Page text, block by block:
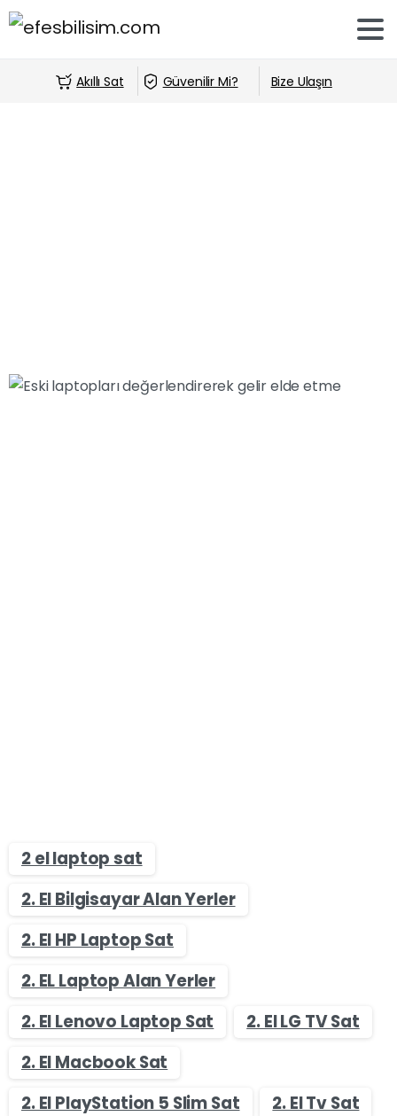
Akıllı Sat Güvenilir Mi? Bize Ulaşın
2 el laptop sat
2. El Bilgisayar Alan Yerler
2. El HP Laptop Sat
2. EL Laptop Alan Yerler
2. El Lenovo Laptop Sat
2. El LG TV Sat
2. El Macbook Sat
2. El PlayStation 5 Slim Sat
2. El Tv Sat